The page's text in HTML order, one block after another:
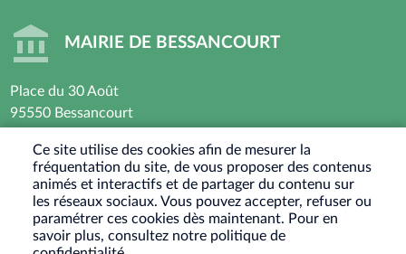
MAIRIE DE BESSANCOURT
Place du 30 Août
95550 Bessancourt
Horaires d’ouverture : Lundi - Mardi - Mercredi -
Vendredi
8h30 - 12h / 13h30-17h30
Jeudi : Fermé le matin - 13h30-17h30
Ce site utilise des cookies afin de mesurer la
fréquentation du site, de vous proposer des contenus
animés et interactifs et de partager du contenu sur
les réseaux sociaux. Vous pouvez accepter, refuser ou
paramétrer ces cookies dès maintenant. Pour en
savoir plus, consultez notre politique de